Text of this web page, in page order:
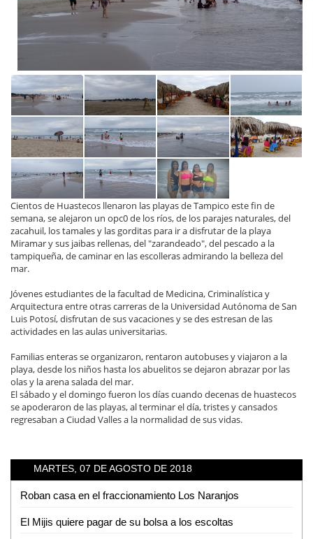
Cientos de Huastecos llenaron las playas de Tampico este fin de
semana, se alejaron un opc0 de los ríos, de los parajes naturales, del
zacahuil, los tamales y las gorditas para ir a disfrutar de la playa
Miramar y sus jaibas rellenas, del "zarandeado", del pescado a la
tampiqueña, de caminar en las escolleras admirando la belleza del
mar.
Jóvenes estudiantes de la facultad de Medicina, Criminalística y
Arquitectura entre otras carreras de la Universidad Autónoma de San
Luis Potosí, disfrutan de sus vacaciones y se des estresan de las
actividades en las aulas universitarias.
Familias enteras se organizaron, rentaron autobuses y viajaron a la
playa, desde los niños hasta los abuelitos se dejaron abrazar por las
olas y la arena salada del mar.
El sábado y el domingo fueron los días cuando decenas de huastecos
se apoderaron de las playas, al terminar el día, tristes y cansados
regresaban a Ciudad Valles a la normalidad de sus vidas.
MARTES, 07 DE AGOSTO DE 2018
Roban casa en el fraccionamiento Los Naranjos
El Mijis quiere pagar de su bolsa a los escoltas